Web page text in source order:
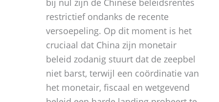
restrictief ondanks de recente
versoepeling. Op dit moment is het
cruciaal dat China zijn monetair
beleid zodanig stuurt dat de zeepbel
niet barst, terwijl een coördinatie van
het monetair, fiscaal en wetgevend